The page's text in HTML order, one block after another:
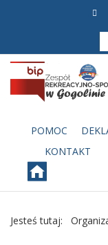
POMOC
KONTAKT
Jesteś tutaj: